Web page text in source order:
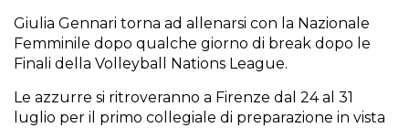
Giulia Gennari torna ad allenarsi con la Nazionale
Femminile dopo qualche giorno di break dopo le
Finali della Volleyball Nations League.
Le azzurre si ritroveranno a Firenze dal 24 al 31
luglio per il primo collegiale di preparazione in vista